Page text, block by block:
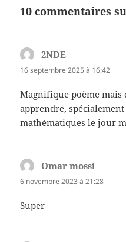
10 commentaires
2NDE
16 septembre 2025 à 16:42
Magnifique poème
apprendre,
mathématiques le jour
Omar mossi
6 novembre 2023 à 21:28
Super